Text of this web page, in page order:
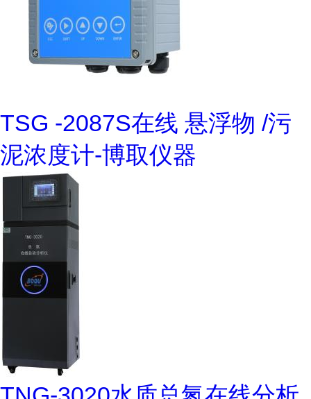
TSG -2087S在线 悬浮物 /污
泥浓度计-博取仪器